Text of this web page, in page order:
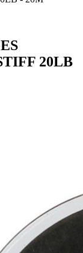
20LB